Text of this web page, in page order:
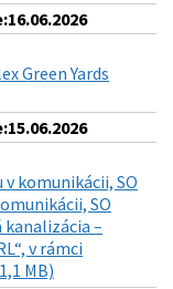
Green Yards
v komunikácii, SO
SO
kanalizácia –
v rámci
MB)